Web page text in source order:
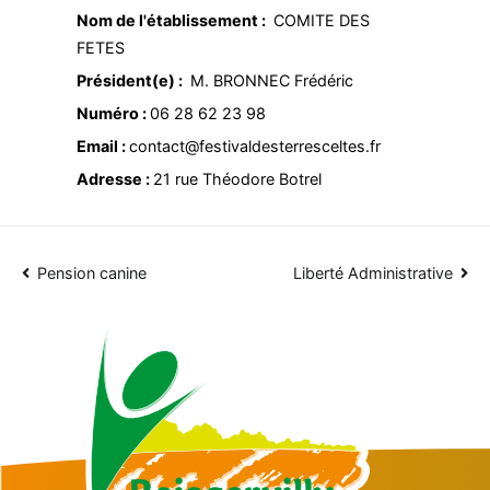
Nom de l'établissement : COMITE DES
FETES
Président(e) : M. BRONNEC Frédéric
Numéro :06 28 62 23 98
Email :contact@festivaldesterresceltes.fr
Adresse : 21 rue Théodore Botrel
Navigation
l’article
Pension canine Liberté Administrative